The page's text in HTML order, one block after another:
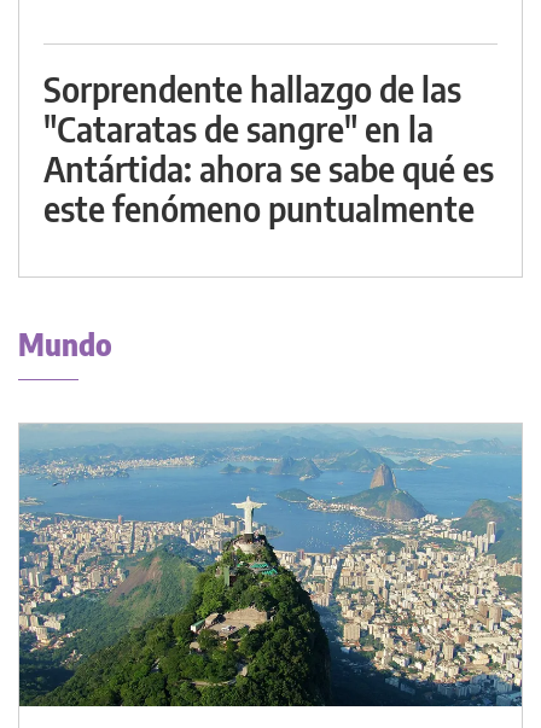
Sorprendente hallazgo de las
"Cataratas de sangre" en la
Antártida: ahora se sabe qué es
este fenómeno puntualmente
Mundo